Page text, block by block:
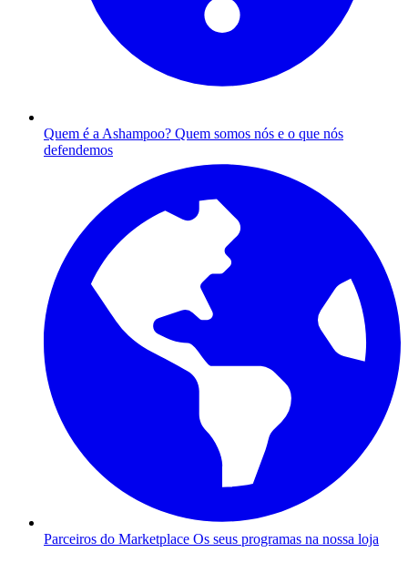
Quem é a Ashampoo? Quem somos nós e o que nós
defendemos
Parceiros do Marketplace Os seus programas na nossa loja